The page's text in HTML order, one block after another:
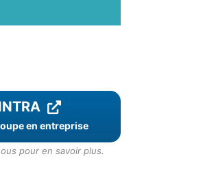
en entreprise
pour en savoir plus.